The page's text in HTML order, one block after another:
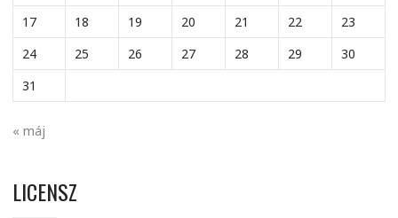
17
18 19 20 21 22
23
24
25 26 27 28 29
30
31
« máj
LICENSZ